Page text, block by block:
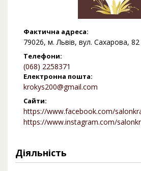
Фактична адреса:
79026, м. Львів, вул. Сахарова, 82
Телефони:
(068) 2258371
Електронна пошта:
krokys200@gmail.com
Сайти:
https://www.facebook.com/
https://www.instagram.com/
Діяльність